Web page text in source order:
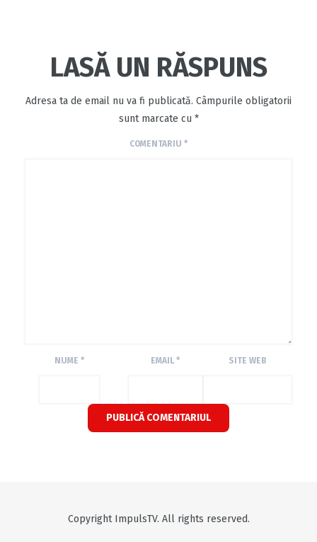
LASĂ UN RĂSPUNS
Adresa ta de email nu va fi publicată. Câmpurile obligatorii
sunt marcate cu *
COMENTARIU *
NUME * EMAIL* SITE WEB
Copyright ImpulsTV. All rights reserved.